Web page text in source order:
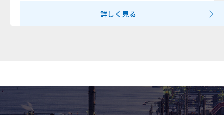
詳しく見る